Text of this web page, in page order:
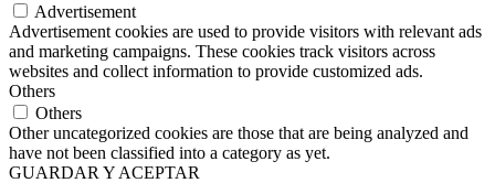
Advertisement
Advertisement cookies are used to provide visitors with relevant ads
and marketing campaigns. These cookies track visitors across
websites and collect information to provide customized ads.
Others
Others
Other uncategorized cookies are those that are being analyzed and
have not been classified into a category as yet.
GUARDAR Y ACEPTAR